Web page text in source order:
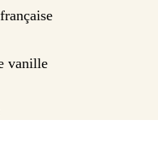
vanille